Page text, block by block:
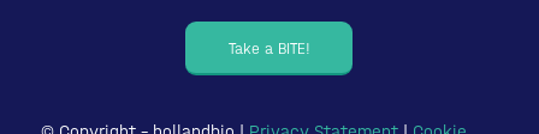
Take a BITE!